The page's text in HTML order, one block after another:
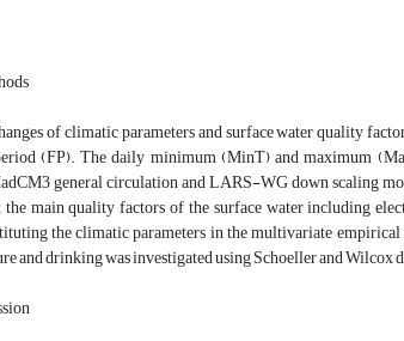
of climatic parameters and surface water quality
(FP). The daily minimum (MinT) and maximum
general circulation and LARS-WG down scaling
the main quality factors of the surface water including
the climatic parameters in the multivariate
and drinking was investigated using Schoeller and Wilcox